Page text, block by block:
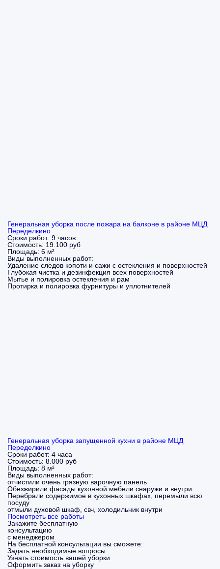
Генеральная уборка после пожара на балконе в районе МЦД
Переделкино
Сроки работ: 9 часов
Стоимость: 19.100 руб
Площадь: 6 м²
Виды выполненных работ:
Удаление следов копоти и сажи с остекления и поверхностей
Глубокая чистка и дезинфекция всех поверхностей
Мытье и полировка остекления и рам
Протирка и полировка фурнитуры и уплотнителей
Генеральная уборка запущенной кухни в районе МЦД
Переделкино
Сроки работ: 4 часа
Стоимость: 8.000 руб
Площадь: 8 м²
Виды выполненных работ:
отчистили очень грязную варочную панель
Обезжирили фасады кухонной мебели снаружи и внутри
Перебрали содержимое в кухонных шкафах, перемыли всю
посуду
отмыли духовой шкаф, свч, холодильник внутри
Посмотреть все работы
Закажите бесплатную
консультацию
с менеджером
На бесплатной консультации вы сможете:
Задать необходимые вопросы
Узнать стоимость вашей уборки
Оформить заказ на уборку